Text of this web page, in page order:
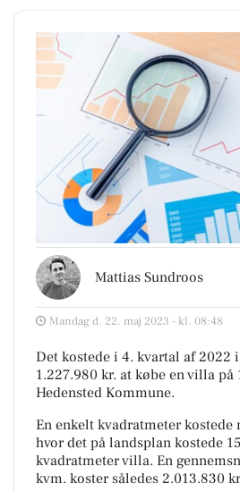
Mattias Sundroos
Mandag d. 22. maj 2023 - kl. 08:48
Det kostede i 4. kvartal af 2022
1.227.980 kr. at købe en villa på
Hedensted Kommune.
En enkelt kvadratmeter kostede
hvor det på landsplan kostede
kvadratmeter villa. En
kvm. koster således 2.013.830